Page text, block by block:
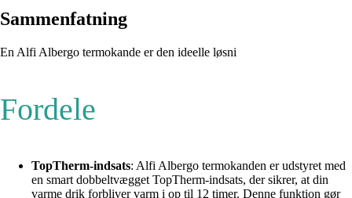
Sammenfatning
En Alfi Albergo termokande er den ideelle løsni
Fordele
TopTherm-indsats: Alfi Albergo termokanden er udstyret med
en smart dobbeltvægget TopTherm-indsats, der sikrer, at din
varme drik forbliver varm i op til 12 timer. Denne funktion gør